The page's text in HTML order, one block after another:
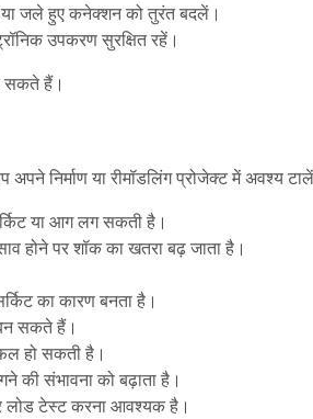
जले हुए कनेक्शन को तुरंत बदलें।
उपकरण सुरक्षित रहें।
सकते हैं।
निर्माण या रीमॉडलिंग प्रोजेक्ट में अवश्य
या आग लग सकती है।
होने पर शॉक का खतरा बढ़ जाता है।
का कारण बनता है।
सकते हैं।
हो सकती है।
की संभावना को बढ़ाता है।
लोड टेस्ट करना आवश्यक है।